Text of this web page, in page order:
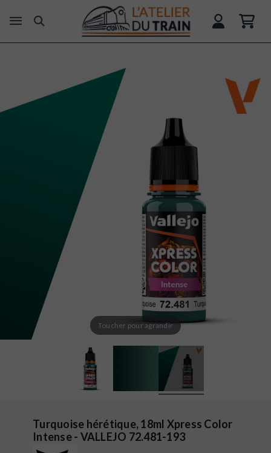
Toucher pour agrandir
Turquoise hérétique, 18ml Xpress Color
Intense - VALLEJO 72.481-193